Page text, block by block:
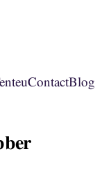
ContactBlog